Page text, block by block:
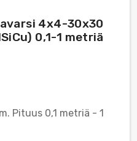
4x4-30x30
0,1-1 metriä
Pituus 0,1 metriä - 1